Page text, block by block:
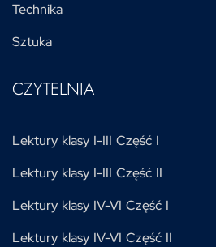
Technika
Sztuka
CZYTELNIA
Lektury klasy I-III Część I
Lektury klasy I-III Część II
Lektury klasy IV-VI Część I
Lektury klasy IV-VI Część II